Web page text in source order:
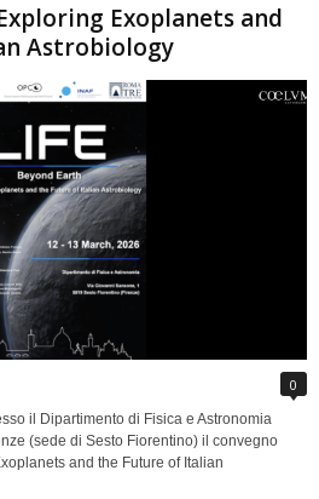
Exoplanets and
Astrobiology
0
il Dipartimento di Fisica e Astronomia
(sede di Sesto Fiorentino) il convegno
and the Future of Italian